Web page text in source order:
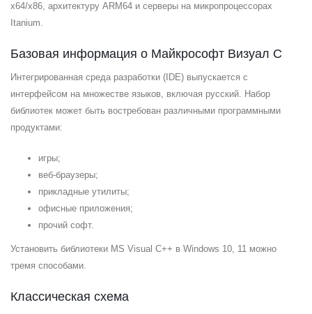
x64/x86, архитектуру ARM64 и серверы на микропроцессорах
Itanium.
Базовая информация о Майкрософт Визуал С
Интегрированная среда разработки (IDE) выпускается с
интерфейсом на множестве языков, включая русский. Набор
библиотек может быть востребован различными программными
продуктами:
игры;
веб-браузеры;
прикладные утилиты;
офисные приложения;
прочий софт.
Установить библиотеки MS Visual C++ в Windows 10, 11 можно
тремя способами.
Классическая схема